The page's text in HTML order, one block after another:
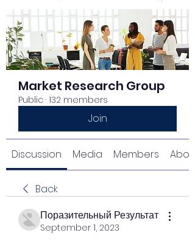
Market Research Group
Public · 132 members
Join
Discussion Media Members About
Back
Поразительный Результат
September 1, 2023